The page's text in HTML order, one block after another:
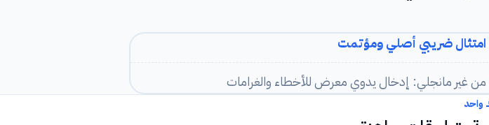
امتثال ضريبي أصلي ومؤتمت
من غير مانجلي: إدخال يدوي معرض للأخطاء والغرامات
واحد